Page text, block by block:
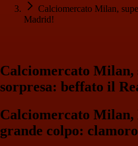
Calciomercato Milan,
Madrid!
Calciomercato Milan,
sorpresa: beffato il
Calciomercato
grande colpo: